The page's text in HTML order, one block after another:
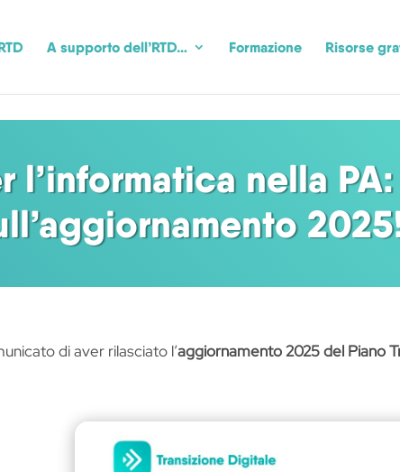
A supporto dell’RTD… Formazione Risorse
l’informatica nella
di aver rilasciato l’aggiornamento 2025 del Piano